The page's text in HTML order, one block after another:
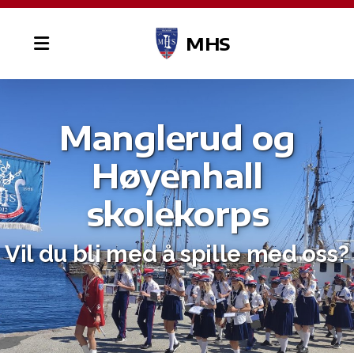
MHS
Manglerud og
Høyenhall
skolekorps
Vil du bli med å spille med oss?